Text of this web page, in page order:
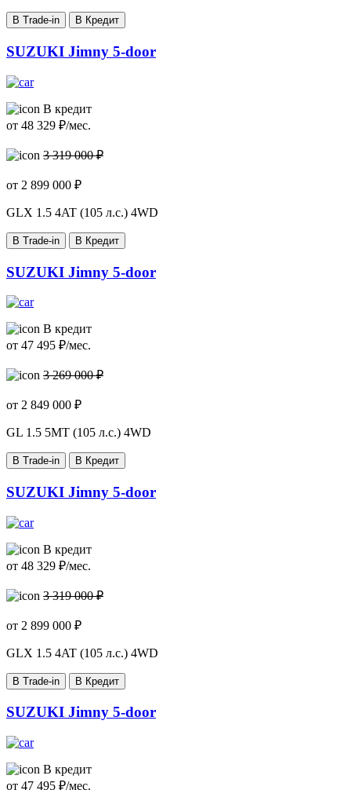
В Trade-in В Кредит
SUZUKI Jimny 5-door
В кредит
от 48 329 ₽/мес.
3 319 000 ₽
от 2 899 000 ₽
GLX 1.5 4AT (105 л.с.) 4WD
В Trade-in В Кредит
SUZUKI Jimny 5-door
В кредит
от 47 495 ₽/мес.
3 269 000 ₽
от 2 849 000 ₽
GL 1.5 5MT (105 л.с.) 4WD
В Trade-in В Кредит
SUZUKI Jimny 5-door
В кредит
от 48 329 ₽/мес.
3 319 000 ₽
от 2 899 000 ₽
GLX 1.5 4AT (105 л.с.) 4WD
В Trade-in В Кредит
SUZUKI Jimny 5-door
В кредит
от 47 495 ₽/мес.